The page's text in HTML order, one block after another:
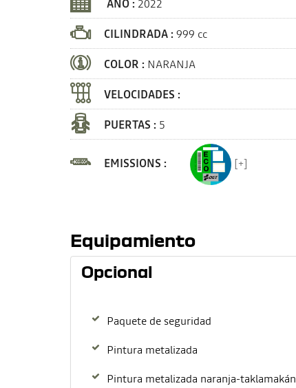
AÑO : 2022
CILINDRADA :999 cc
COLOR : NARANJA
VELOCIDADES :
PUERTAS : 5
EMISSIONS : [+]
Equipamiento
Opcional
Paquete de seguridad
Pintura metalizada
Pintura metalizada naranja-taklamakán